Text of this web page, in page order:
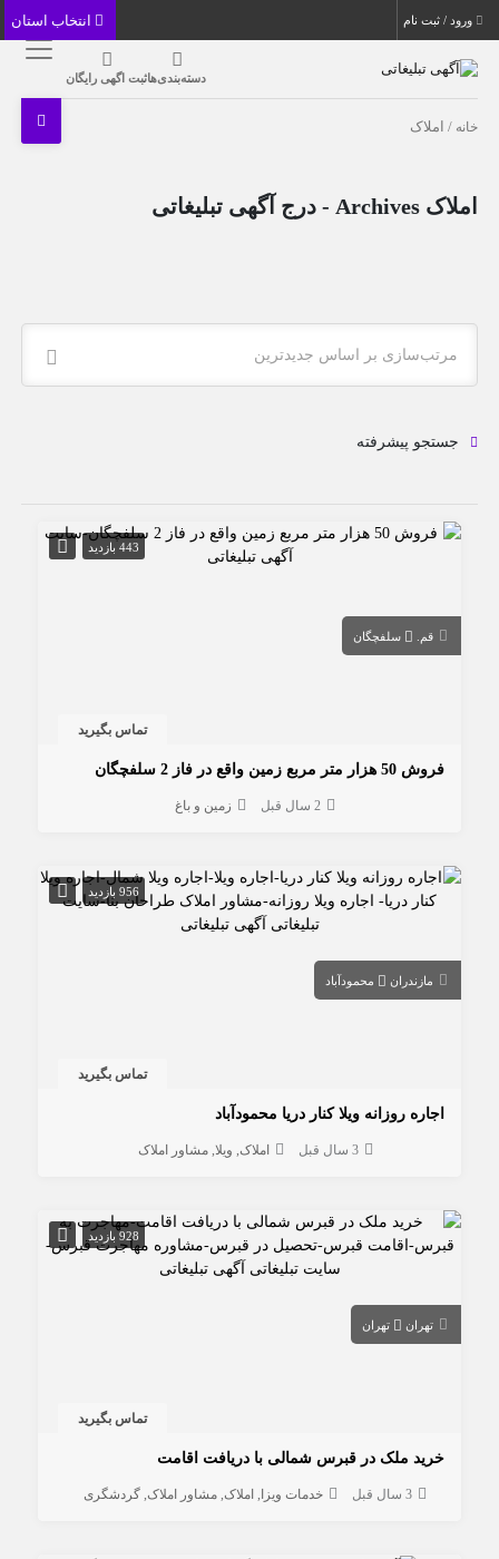
ورود / ثبت نام
دسته‌بندی‌هاثبت اگهی رایگان
خانه / املاک
املاک Archives - درج آگهی تبلیغاتی
مرتب‌سازی بر اساس جدیدترین
جستجو پیشرفته
443 بازدید
قم. سلفچگان
تماس بگیرید
فروش 50 هزار متر مربع زمین واقع در فاز 2 سلفچگان
2 سال قبل زمین و باغ
956 بازدید
مازندران محمودآباد
تماس بگیرید
اجاره روزانه ویلا کنار دریا محمودآباد
3 سال قبل املاک ویلا مشاور املاک
928 بازدید
تهران تهران
تماس بگیرید
خرید ملک در قبرس شمالی با دریافت اقامت
3 سال قبل خدمات ویزا املاک مشاور املاک گردشگری